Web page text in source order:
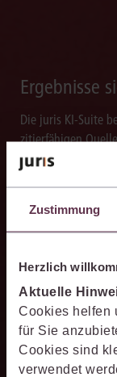
Zustimmung
Herzlich
Aktuelle
Cookies helfen
für Sie
Cookies sind
verwendet
Ergebnisse
Die juris KI-Suite
zitierfähigen
transparent
Schneller
Die juris KI-Suite
juristischer
einzuordnen,
Ansatzpunkte für